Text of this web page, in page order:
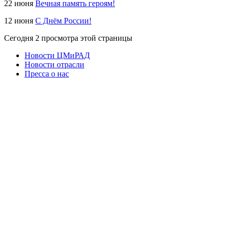
22 июня Вечная память героям!
12 июня С Днём России!
Сегодня 2 просмотра этой страницы
Новости ЦМиРАД
Новости отрасли
Пресса о нас